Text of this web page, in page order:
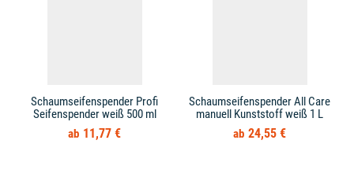
Schaumseifenspender Profi
Seifenspender weiß 500 ml
11,77 €
Schaumseifenspender All Care
manuell Kunststoff weiß 1 L
24,55 €